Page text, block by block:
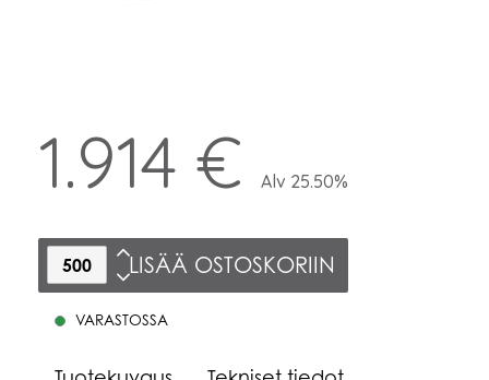
1.914 € Alv 25.50%
LISÄÄ OSTOSKORIIN
VARASTOSSA